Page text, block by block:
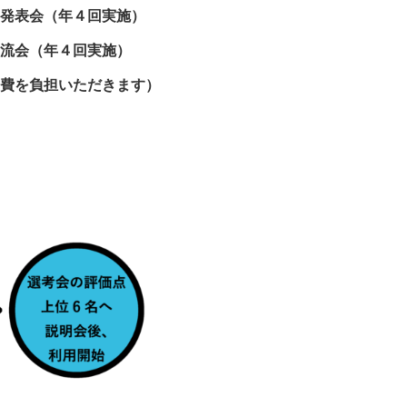
表会（年４回実施）
会（年４回実施）
を負担いただきます）